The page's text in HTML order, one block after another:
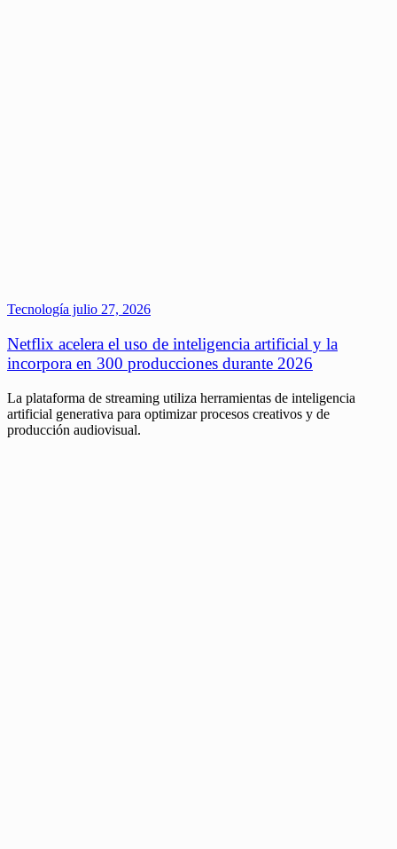
Tecnología julio 27, 2026
Netflix acelera el uso de inteligencia artificial y la
incorpora en 300 producciones durante 2026
La plataforma de streaming utiliza herramientas de inteligencia
artificial generativa para optimizar procesos creativos y de
producción audiovisual.